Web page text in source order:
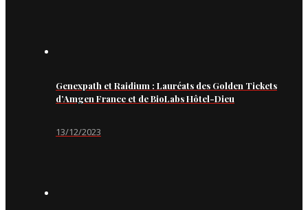
Genexpath et Raidium : Lauréats des Golden Tickets
d’Amgen France et de BioLabs Hôtel-Dieu
13/12/2023